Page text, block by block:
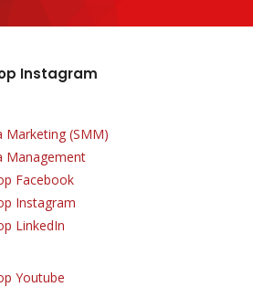
Instagram
Marketing (SMM)
Management
Facebook
Instagram
LinkedIn
Youtube